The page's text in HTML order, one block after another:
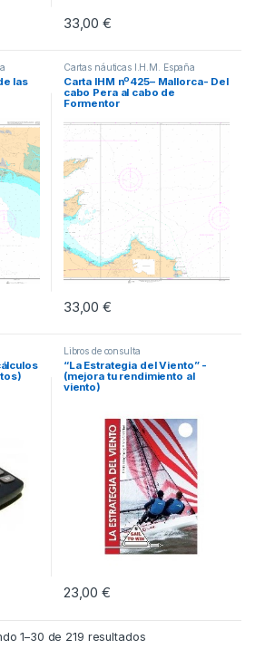
33,00€
las
Cartas náuticas I.H.M. España
Carta IHM nº425– Mallorca- Del
cabo Pera al cabo de
Formentor
33,00€
Libros de consulta
“La Estrategia del Viento” -
(mejora tu rendimiento al
viento)
23,00€
1–30 de 219 resultados